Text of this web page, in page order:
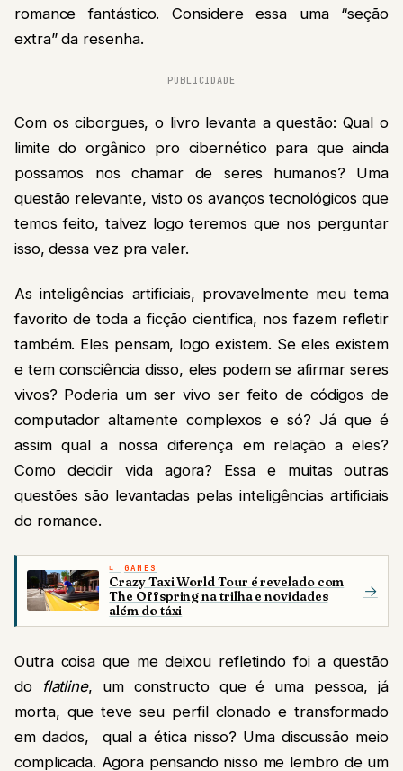
romance fantástico. Considere essa uma “seção
extra” da resenha.
PUBLICIDADE
Com os ciborgues, o livro levanta a questão: Qual o
limite do orgânico pro cibernético para que ainda
possamos nos chamar de seres humanos? Uma
questão relevante, visto os avanços tecnológicos que
temos feito, talvez logo teremos que nos perguntar
isso, dessa vez pra valer.
As inteligências artificiais, provavelmente meu tema
favorito de toda a ficção cientifica, nos fazem refletir
também. Eles pensam, logo existem. Se eles existem
e tem consciência disso, eles podem se afirmar seres
vivos? Poderia um ser vivo ser feito de códigos de
computador altamente complexos e só? Já que é
assim qual a nossa diferença em relação a eles?
Como decidir vida agora? Essa e muitas outras
questões são levantadas pelas inteligências artificiais
do romance.
GAMES
Crazy Taxi World Tour é revelado com
The Offspring na trilha e novidades
além do táxi
→
Outra coisa que me deixou refletindo foi a questão
do
flatline, um constructo que é uma pessoa, já
morta, que teve seu perfil clonado e transformado
em dados, qual a ética nisso? Uma discussão meio
complicada. Agora pensando nisso me lembro de um